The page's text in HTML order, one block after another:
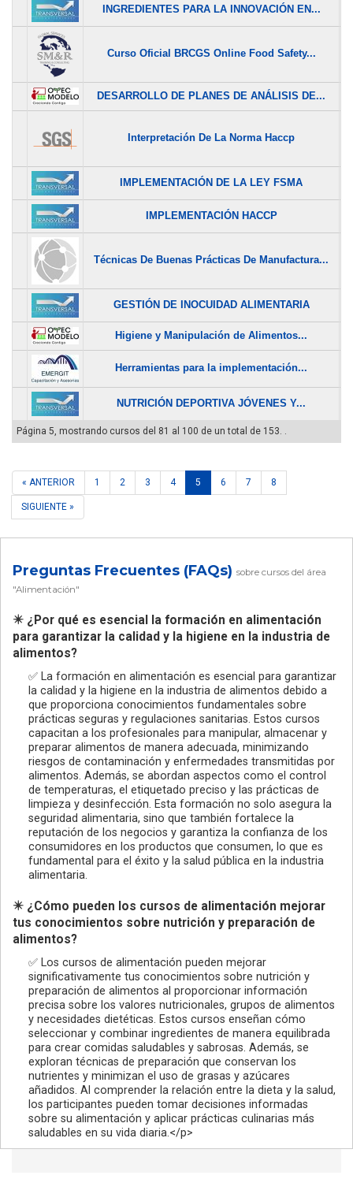
INGREDIENTES PARA LA INNOVACIÓN EN...
Curso Oficial BRCGS Online Food Safety...
DESARROLLO DE PLANES DE ANÁLISIS DE...
Interpretación De La Norma Haccp
IMPLEMENTACIÓN DE LA LEY FSMA
IMPLEMENTACIÓN HACCP
Técnicas De Buenas Prácticas De Manufactura...
GESTIÓN DE INOCUIDAD ALIMENTARIA
Higiene y Manipulación de Alimentos...
Herramientas para la implementación...
NUTRICIÓN DEPORTIVA JÓVENES Y...
Página 5, mostrando cursos del 81 al 100 de un total de 153. .
« ANTERIOR 1 2 3 4 5 6 7 8
SIGUIENTE »
Preguntas Frecuentes (FAQs) sobre cursos del área
"Alimentación"
✴️ ¿Por qué es esencial la formación en alimentación
para garantizar la calidad y la higiene en la industria de
alimentos?
✅ La formación en alimentación es esencial para garantizar
la calidad y la higiene en la industria de alimentos debido a
que proporciona conocimientos fundamentales sobre
prácticas seguras y regulaciones sanitarias. Estos cursos
capacitan a los profesionales para manipular, almacenar y
preparar alimentos de manera adecuada, minimizando
riesgos de contaminación y enfermedades transmitidas por
alimentos. Además, se abordan aspectos como el control
de temperaturas, el etiquetado preciso y las prácticas de
limpieza y desinfección. Esta formación no solo asegura la
seguridad alimentaria, sino que también fortalece la
reputación de los negocios y garantiza la confianza de los
consumidores en los productos que consumen, lo que es
fundamental para el éxito y la salud pública en la industria
alimentaria.
✴️ ¿Cómo pueden los cursos de alimentación mejorar
tus conocimientos sobre nutrición y preparación de
alimentos?
✅ Los cursos de alimentación pueden mejorar
significativamente tus conocimientos sobre nutrición y
preparación de alimentos al proporcionar información
precisa sobre los valores nutricionales, grupos de alimentos
y necesidades dietéticas. Estos cursos enseñan cómo
seleccionar y combinar ingredientes de manera equilibrada
para crear comidas saludables y sabrosas. Además, se
exploran técnicas de preparación que conservan los
nutrientes y minimizan el uso de grasas y azúcares
añadidos. Al comprender la relación entre la dieta y la salud,
los participantes pueden tomar decisiones informadas
sobre su alimentación y aplicar prácticas culinarias más
saludables en su vida diaria.</p>